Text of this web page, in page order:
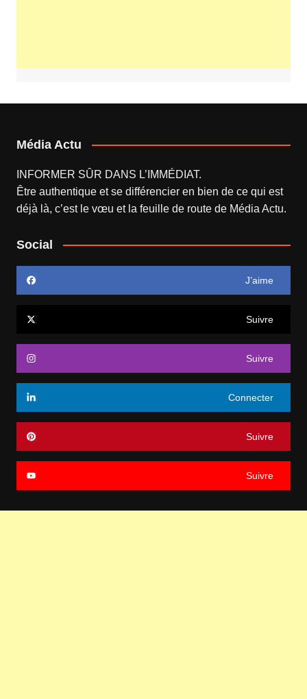
Média Actu
INFORMER SÛR DANS L’IMMÉDIAT.
Être authentique et se différencier en bien de ce qui est
déjà là, c’est le vœu et la feuille de route de Média Actu.
Social
J’aime
Suivre
Suivre
Connecter
Suivre
Suivre